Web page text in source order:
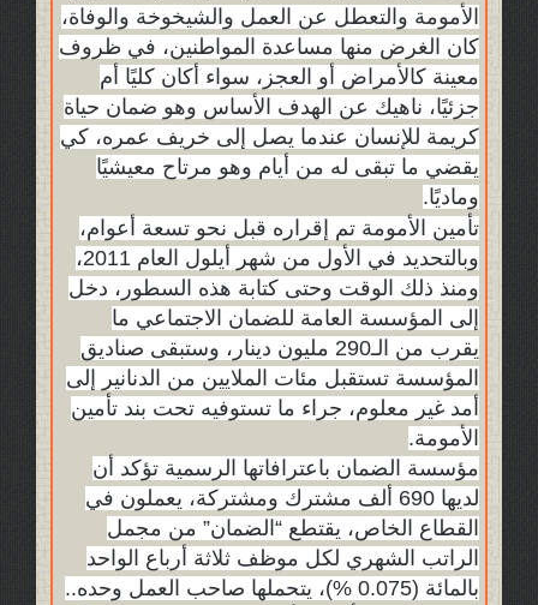
الأمومة والتعطل عن العمل والشيخوخة والوفاة،
كان الغرض منها مساعدة المواطنين، في ظروف
معينة كالأمراض أو العجز، سواء أكان كليًا أم
جزئيًا، ناهيك عن الهدف الأساس وهو ضمان حياة
كريمة للإنسان عندما يصل إلى خريف عمره، كي
يقضي ما تبقى له من أيام وهو مرتاح معيشيًا
وماديًا.
تأمين الأمومة تم إقراره قبل نحو تسعة أعوام،
وبالتحديد في الأول من شهر أيلول العام 2011،
ومنذ ذلك الوقت وحتى كتابة هذه السطور، دخل
إلى المؤسسة العامة للضمان الاجتماعي ما
يقرب من الـ290 مليون دينار، وستبقى صناديق
المؤسسة تستقبل مئات الملايين من الدنانير إلى
أمد غير معلوم، جراء ما تستوفيه تحت بند تأمين
الأمومة.
مؤسسة الضمان باعترافاتها الرسمية تؤكد أن
لديها 690 ألف مشترك ومشتركة، يعملون في
القطاع الخاص، يقتطع “الضمان” من مجمل
الراتب الشهري لكل موظف ثلاثة أرباع الواحد
بالمائة (0.075 %)، يتحملها صاحب العمل وحده..